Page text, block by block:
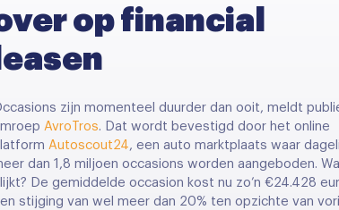
op financial
leasen
zijn momenteel duurder dan ooit, meldt
AvroTros. Dat wordt bevestigd door het online
Autoscout24, een auto marktplaats waar
dan 1,8 miljoen occasions worden aangeboden.
De gemiddelde occasion kost nu zo’n €24.428
stijging van wel meer dan 20% ten opzichte van